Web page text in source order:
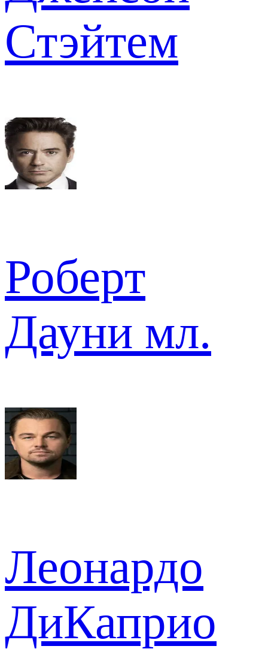
Стэйтем
Роберт
Дауни мл.
Леонардо
ДиКаприо